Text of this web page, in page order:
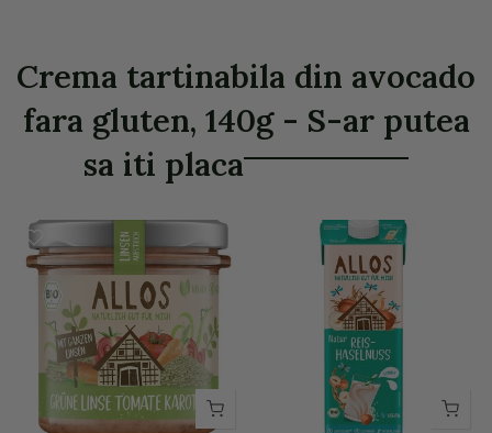
Crema tartinabila din avocado
fara gluten, 140g - S-ar putea
sa iti placa